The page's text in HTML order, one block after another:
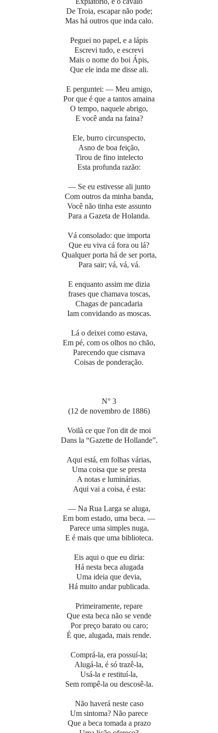
De Troia, escapar não pode;
Mas há outros que inda calo.
Peguei no papel, e a lápis
Escrevi tudo, e escrevi
Mais o nome do boi Ápis,
Que ele inda me disse ali.
E perguntei: — Meu amigo,
Por que é que a tantos amaina
O tempo, naquele abrigo,
E você anda na faina?
Ele, burro circunspecto,
Asno de boa feição,
Tirou de fino intelecto
Esta profunda razão:
— Se eu estivesse ali junto
Com outros da minha banda,
Você não tinha este assunto
Para a Gazeta de Holanda.
Vá consolado: que importa
Que eu viva cá fora ou lá?
Qualquer porta há de ser porta,
Para sair; vá, vá, vá.
E enquanto assim me dizia
frases que chamava toscas,
Chagas de pancadaria
Iam convidando as moscas.
Lá o deixei como estava,
Em pé, com os olhos no chão,
Parecendo que cismava
Coisas de ponderação.
N° 3
(12 de novembro de 1886)
Voilà ce que l'on dit de moi
Dans la “Gazette de Hollande”.
Aqui está, em folhas várias,
Uma coisa que se presta
A notas e luminárias.
Aqui vai a coisa, é esta:
— Na Rua Larga se aluga,
Em bom estado, uma beca. —
Parece uma simples nuga,
E é mais que uma biblioteca.
Eis aqui o que eu diria:
Há nesta beca alugada
Uma ideia que devia,
Há muito andar publicada.
Primeiramente, repare
Que esta beca não se vende
Por preço barato ou caro;
É que, alugada, mais rende.
Comprá-la, era possuí-la;
Alugá-la, é só trazê-la,
Usá-la e restituí-la,
Sem rompê-la ou descosê-la.
Não haverá neste caso
Um sintoma? Não parece
Que a beca tomada a prazo